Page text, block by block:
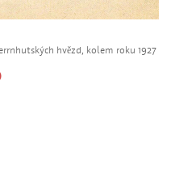
hvězd, kolem roku 1927